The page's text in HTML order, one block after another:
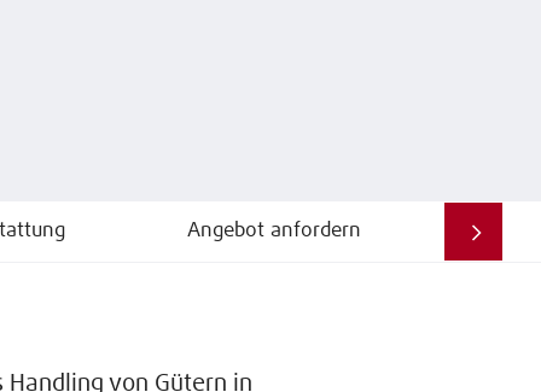
Angebot anfordern
Handling von Gütern in